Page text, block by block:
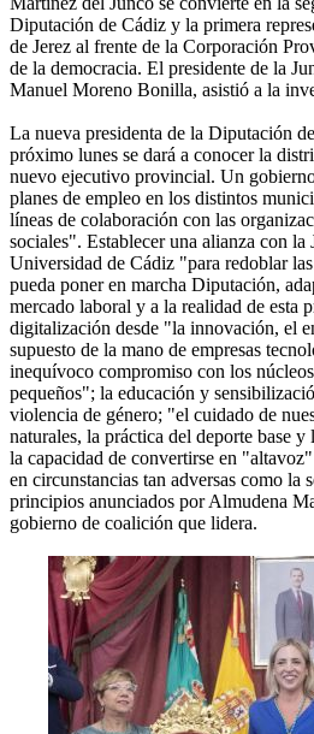
Diputación de Cádiz y la primera
de Jerez al frente de la Corporación
de la democracia. El presidente de la
Manuel Moreno Bonilla, asistió a la
La nueva presidenta de la Diputación
próximo lunes se dará a conocer la
nuevo ejecutivo provincial. Un
planes de empleo en los distintos
líneas de colaboración con las
sociales". Establecer una alianza con
Universidad de Cádiz "para redoblar
pueda poner en marcha Diputación,
mercado laboral y a la realidad de esta
digitalización desde "la innovación, el
supuesto de la mano de empresas
inequívoco compromiso con los
pequeños"; la educación y
violencia de género; "el cuidado de
naturales, la práctica del deporte base
la capacidad de convertirse en
en circunstancias tan adversas como la
principios anunciados por Almudena
gobierno de coalición que lidera.